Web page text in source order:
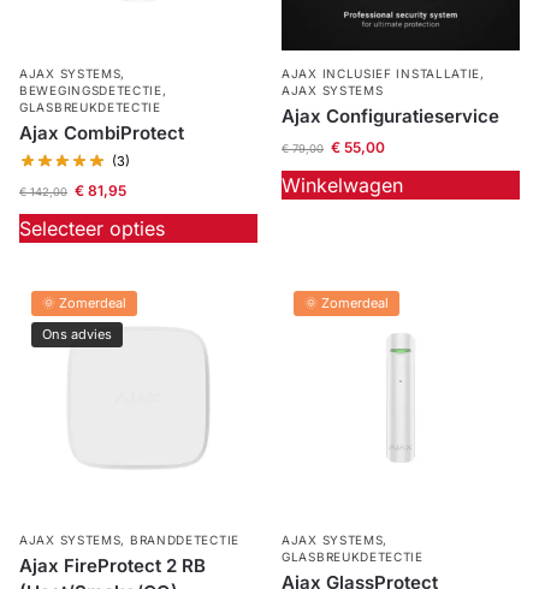
AJAX SYSTEMS,
BEWEGINGSDETECTIE,
GLASBREUKDETECTIE
Ajax CombiProtect
(3)
€142,00 €81,95
Selecteer opties
AJAX INCLUSIEF INSTALLATIE,
AJAX SYSTEMS
Ajax Configuratieservice
€79,00 €55,00
Winkelwagen
🌞 Zomerdeal
Ons advies
AJAX SYSTEMS, BRANDDETECTIE
Ajax FireProtect 2 RB
🌞 Zomerdeal
AJAX SYSTEMS,
GLASBREUKDETECTIE
Ajax GlassProtect